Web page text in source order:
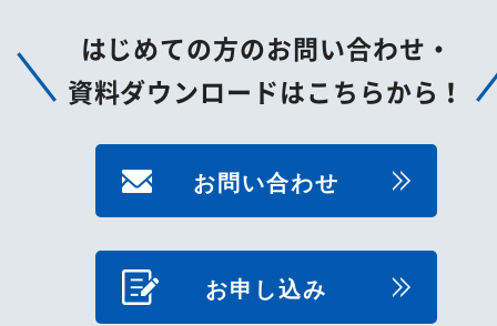
はじめての方のお問い合わせ・
資料ダウンロードはこちらから！
お問い合わせ
お申し込み